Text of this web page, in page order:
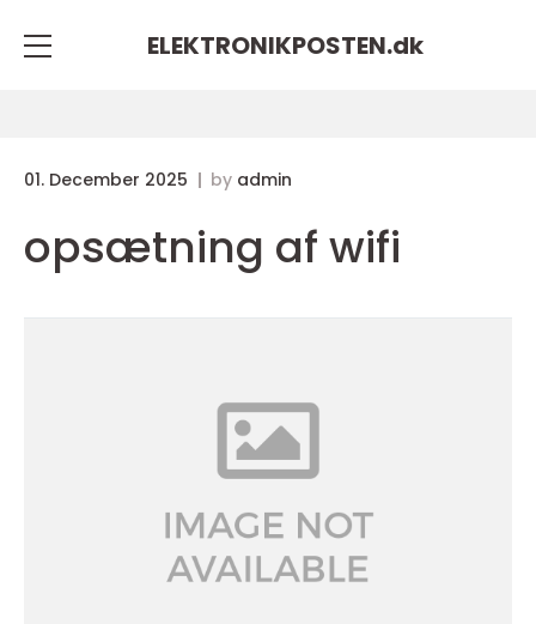
ELEKTRONIKPOSTEN.dk
01. December 2025 by admin
opsætning af wifi